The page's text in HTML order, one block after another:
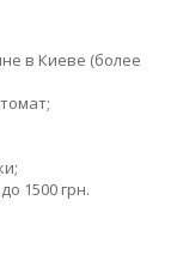
в Киеве (более
1500 грн.